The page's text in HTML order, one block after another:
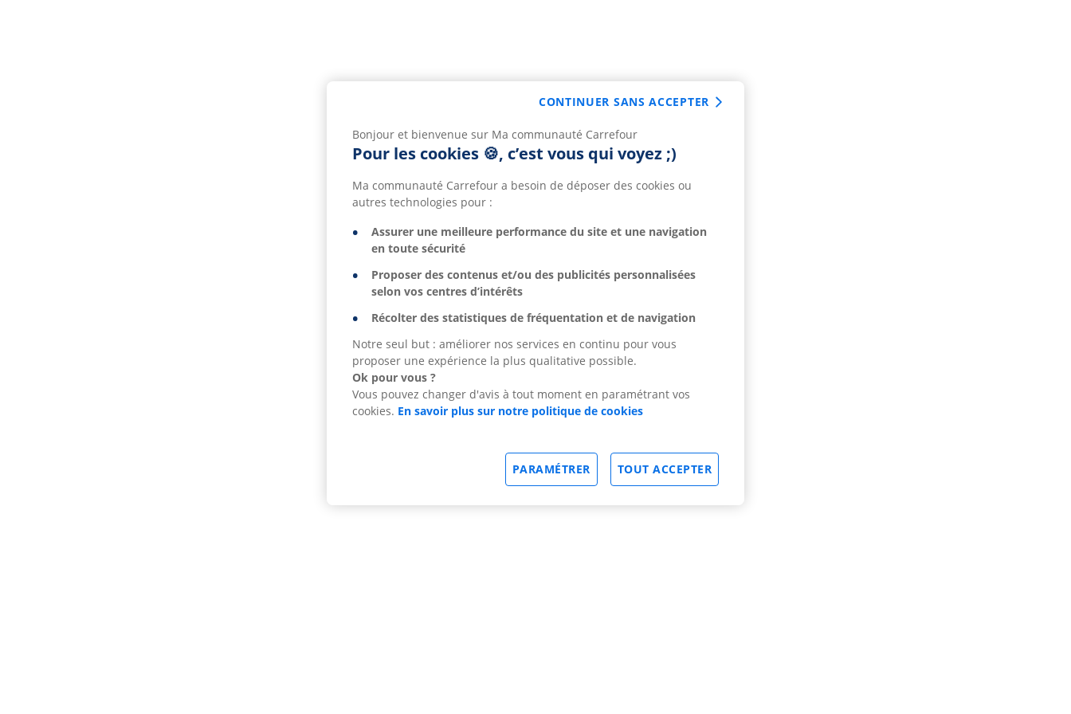
Bonjour et bienvenue sur Ma communauté Carrefour
Pour les cookies 🍪, c’est vous qui voyez ;)
Ma communauté Carrefour a besoin de déposer des cookies ou
autres technologies pour :
Assurer une meilleure performance du site et une navigation
en toute sécurité
Proposer des contenus et/ou des publicités personnalisées
selon vos centres d’intérêts
Récolter des statistiques de fréquentation et de navigation
Notre seul but : améliorer nos services en continu pour vous
proposer une expérience la plus qualitative possible.
Ok pour vous ?
Vous pouvez changer d'avis à tout moment en paramétrant vos
cookies. En savoir plus sur notre politique de cookies
TOUT ACCEPTER
PARAMÉTRER
CONTINUER SANS ACCEPTER